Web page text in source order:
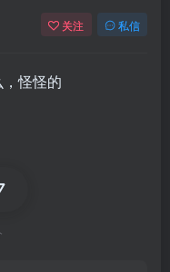
关注 私信
怪怪的